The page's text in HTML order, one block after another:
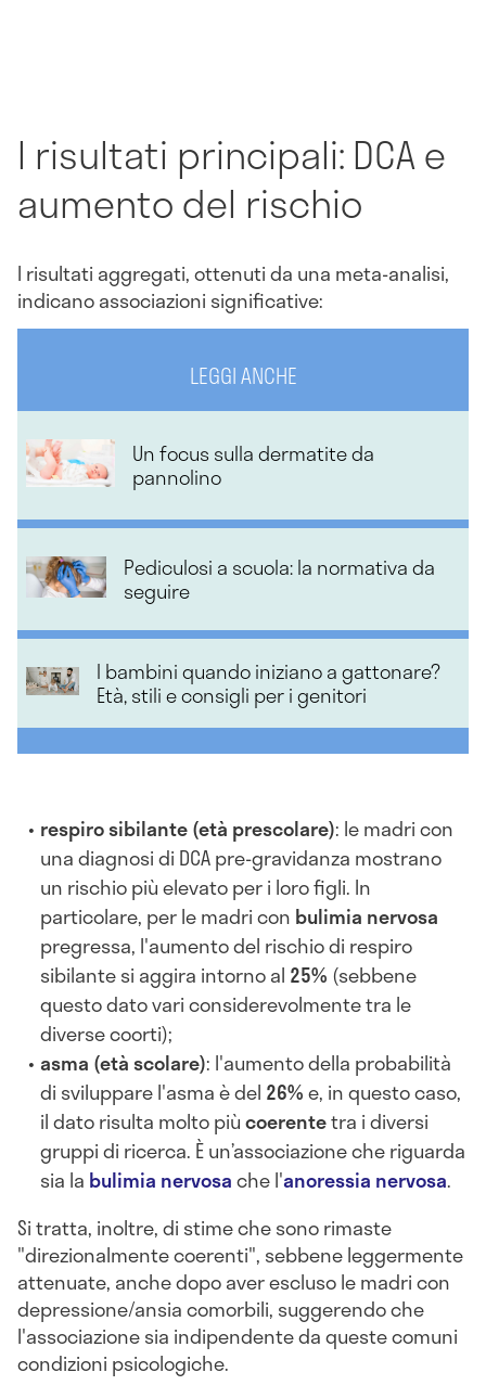
I risultati principali: DCA e
aumento del rischio
I risultati aggregati, ottenuti da una meta-analisi,
indicano associazioni significative:
LEGGI ANCHE
Un focus sulla dermatite da
pannolino
Pediculosi a scuola: la normativa da
seguire
I bambini quando iniziano a gattonare?
Età, stili e consigli per i genitori
respiro sibilante (età prescolare): le madri con
una diagnosi di DCA pre-gravidanza mostrano
un rischio più elevato per i loro figli. In
particolare, per le madri con bulimia nervosa
pregressa, l'aumento del rischio di respiro
sibilante si aggira intorno al 25% (sebbene
questo dato vari considerevolmente tra le
diverse coorti);
asma (età scolare): l'aumento della probabilità
di sviluppare l'asma è del 26%e, in questo caso,
il dato risulta molto piùcoerentetra i diversi
gruppi di ricerca. È un’associazione che riguarda
sia la bulimia nervosache l'anoressia nervosa.
Si tratta, inoltre, di stime che sono rimaste
"direzionalmente coerenti", sebbene leggermente
attenuate, anche dopo aver escluso le madri con
depressione/ansia comorbili, suggerendo che
l'associazione sia indipendente da queste comuni
condizioni psicologiche.